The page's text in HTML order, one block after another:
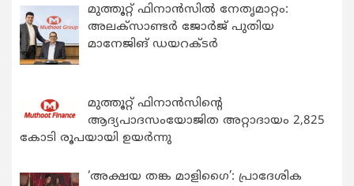
മുത്തൂറ്റ് ഫിനാൻസിൽ നേതൃമാറ്റം:
അലക്സാണ്ടർ ജോർജ് പുതിയ
മാനേജിങ് ഡയറക്ടർ
മുത്തൂറ്റ് ഫിനാൻസിന്റെ
ആദ്യപാദസംയോജിത അറ്റാദായം 2,825
കോടി രൂപയായി ഉയർന്നു
‘അക്ഷയ തങ്ക മാളിഗൈ’: പ്രാദേശിക